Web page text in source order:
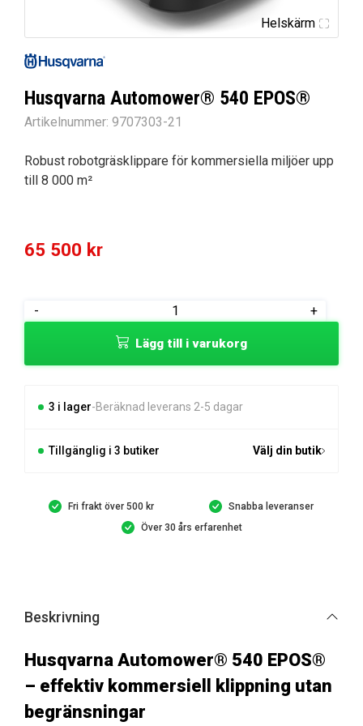
Helskärm
Husqvarna Automower® 540 EPOS®
Artikelnummer: 9707303-21
Robust robotgräsklippare för kommersiella miljöer upp
till 8 000 m²
65 500 kr
-
Husqvarna
Automower®
EPOS®
+
Lägg till i varukorg
3 i lager Beräknad leverans 2-5 dagar
Tillgänglig i 3 butiker Välj din butik
Fri frakt över 500 kr
Snabba leveranser
Över 30 års erfarenhet
Beskrivning
Husqvarna Automower® 540 EPOS®
– effektiv kommersiell klippning utan
begränsningar